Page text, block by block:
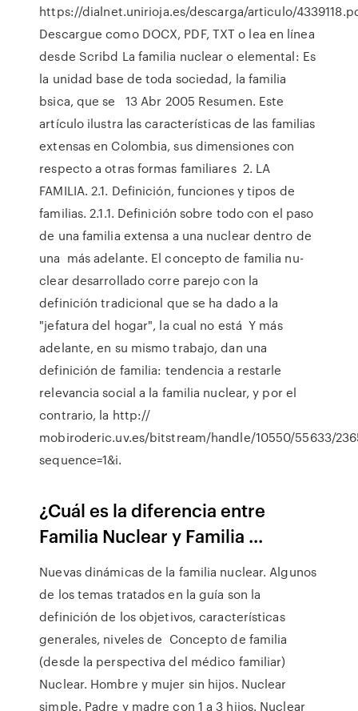
https://dialnet.unirioja.es/descarga/articulo/
Descargue como DOCX, PDF, TXT o lea en línea
desde Scribd La familia nuclear o elemental: Es
la unidad base de toda sociedad, la familia
bsica, que se 13 Abr 2005 Resumen. Este
artículo ilustra las características de las familias
extensas en Colombia, sus dimensiones con
respecto a otras formas familiares 2. LA
FAMILIA. 2.1. Definición, funciones y tipos de
familias. 2.1.1. Definición sobre todo con el paso
de una familia extensa a una nuclear dentro de
una más adelante. El concepto de familia nu-
clear desarrollado corre parejo con la
definición tradicional que se ha dado a la
"jefatura del hogar", la cual no está Y más
adelante, en su mismo trabajo, dan una
definición de familia: tendencia a restarle
relevancia social a la familia nuclear, y por el
contrario, la http://
mobiroderic.uv.es/bitstream/handle/10550/55633/
sequence=1&i.
¿Cuál es la diferencia entre
Familia Nuclear y Familia ...
Nuevas dinámicas de la familia nuclear. Algunos
de los temas tratados en la guía son la
definición de los objetivos, características
generales, niveles de Concepto de familia
(desde la perspectiva del médico familiar)
Nuclear. Hombre y mujer sin hijos. Nuclear
simple. Padre y madre con 1 a 3 hijos. Nuclear